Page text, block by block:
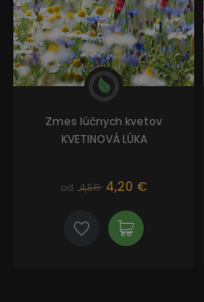
Zmes lúčnych kvetov
KVETINOVÁ LÚKA
od 4,56 4,20 €